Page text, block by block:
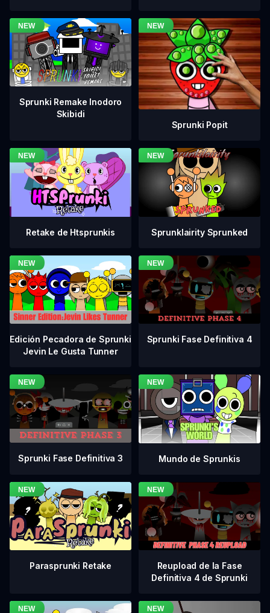
Sprunki Remake Inodoro
Skibidi
Sprunki Popit
Retake de Htsprunkis Sprunklairity Sprunked
Edición Pecadora de Sprunki
Jevin Le Gusta Tunner
Sprunki Fase Definitiva 4
Sprunki Fase Definitiva 3 Mundo de Sprunkis
Parasprunki Retake
Reupload de la Fase
Definitiva 4 de Sprunki